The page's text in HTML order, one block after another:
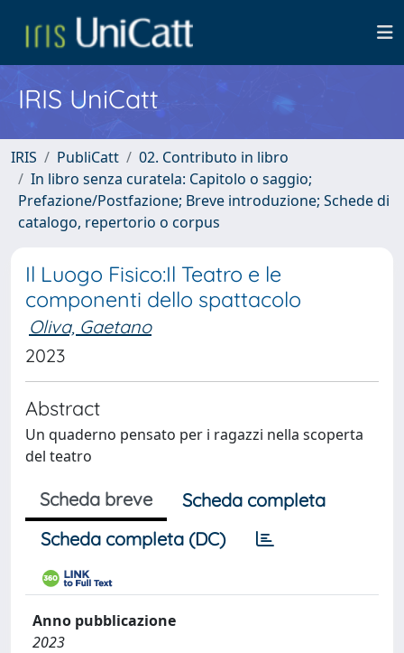
IRIS UniCatt
IRIS PubliCatt
02. Contributo in libro
In libro senza curatela: Capitolo o saggio;
Prefazione/Postfazione; Breve introduzione; Schede di
catalogo, repertorio o corpus
Il Luogo Fisico:Il Teatro e le
componenti dello spattacolo
Oliva, Gaetano
2023
Abstract
Un quaderno pensato per i ragazzi nella scoperta
del teatro
Scheda breve
Scheda completa
Scheda completa (DC)
Anno pubblicazione
2023